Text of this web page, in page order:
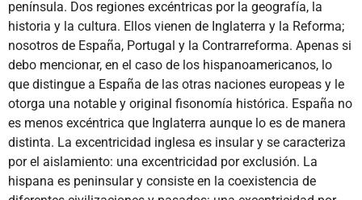
península. Dos regiones excéntricas por la geografía, la
historia y la cultura. Ellos vienen de Inglaterra y la Reforma;
nosotros de España, Portugal y la Contrarreforma. Apenas si
debo mencionar, en el caso de los hispanoamericanos, lo
que distingue a España de las otras naciones europeas y le
otorga una notable y original fisonomía histórica. España no
es menos excéntrica que Inglaterra aunque lo es de manera
distinta. La excentricidad inglesa es insular y se caracteriza
por el aislamiento: una excentricidad por exclusión. La
hispana es peninsular y consiste en la coexistencia de